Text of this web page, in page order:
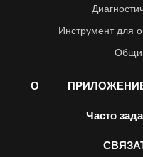
Инструмент для
О
Часто